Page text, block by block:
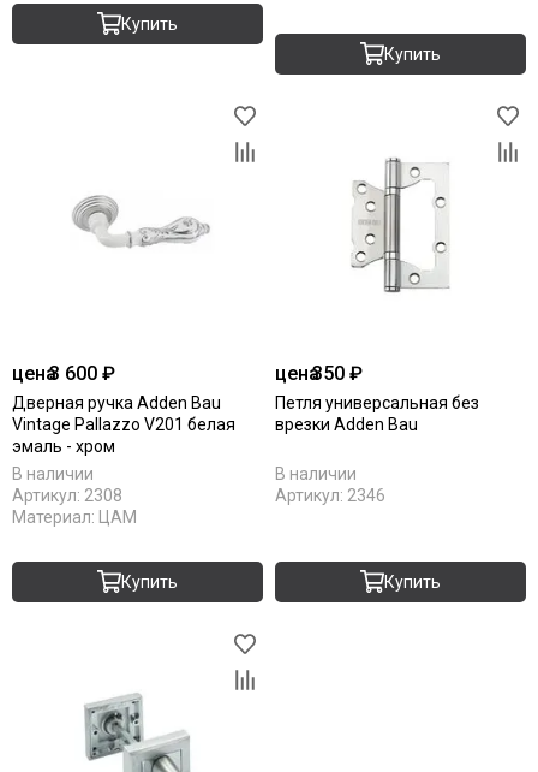
Купить
Купить
цена3 600 ₽
Дверная ручка Adden Bau
Vintage Pallazzo V201 белая
эмаль - хром
В наличии
Артикул: 2308
Материал:
ЦАМ
Купить
цена350 ₽
Петля универсальная без
врезки Adden Bau
В наличии
Артикул: 2346
Купить